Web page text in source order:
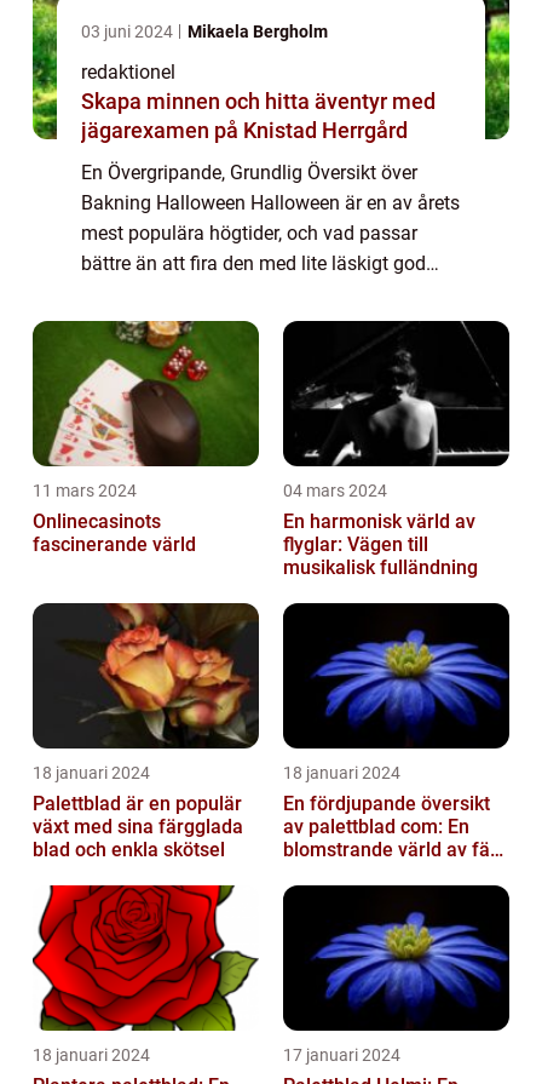
03 juni 2024 Mikaela Bergholm
redaktionel
Skapa minnen och hitta äventyr med
jägarexamen på Knistad Herrgård
En Övergripande, Grundlig Översikt över
Bakning Halloween Halloween är en av årets
mest populära högtider, och vad passar
bättre än att fira den med lite läskigt god
skapa läckra och skrämmande bakverk som
pa...
11 mars 2024
Onlinecasinots
fascinerande värld
04 mars 2024
En harmonisk värld av
flyglar: Vägen till
musikalisk fulländning
18 januari 2024
Palettblad är en populär
växt med sina färgglada
blad och enkla skötsel
18 januari 2024
En fördjupande översikt
av palettblad com: En
blomstrande värld av färg
18 januari 2024 17 januari 2024